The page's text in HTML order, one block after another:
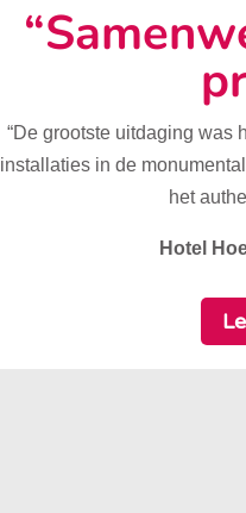
“De grootste uitdaging was
installaties in de
het
Hotel